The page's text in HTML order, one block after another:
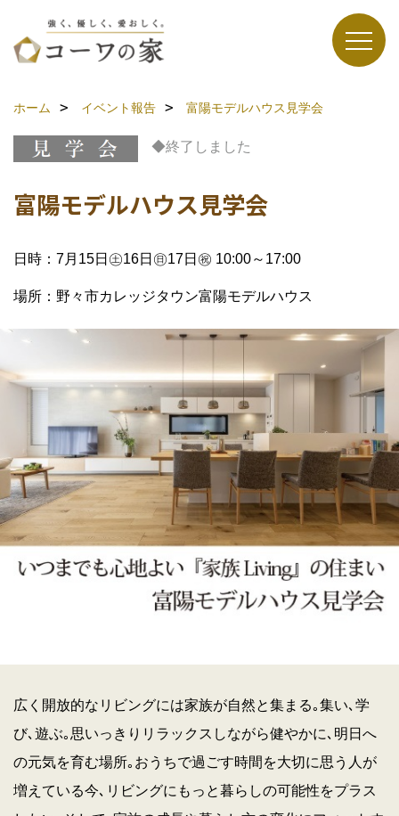
ホーム イベント報告 富陽モデルハウス見学会
◆終了しました
富陽モデルハウス見学会
日時：7月15日㊏16日㊐17日㊗ 10:00～17:00
場所：野々市カレッジタウン富陽モデルハウス
広く開放的なリビングには家族が自然と集まる｡集い､学
び､遊ぶ｡思いっきりリラックスしながら健やかに､明日へ
の元気を育む場所｡おうちで過ごす時間を大切に思う人が
増えている今､リビングにもっと暮らしの可能性をプラス